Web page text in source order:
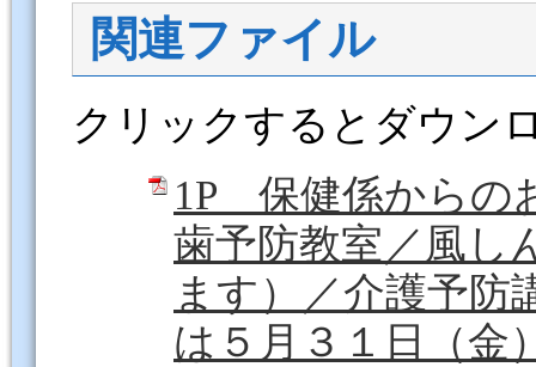
関連ファイル
クリックするとダウン
1P 保健係からの
歯予防教室／風し
ます）／介護予防
は５月３１日（金